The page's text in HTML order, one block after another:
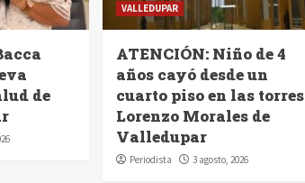
de
VALLEDUPAR
ATENCIÓN: Niño de 4
años cayó desde un
cuarto piso en las torres
Lorenzo Morales de
Valledupar
Periodista 3 agosto, 2026